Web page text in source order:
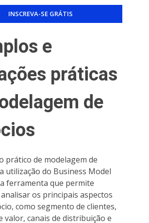
e
práticas
de
prático de modelagem de
utilização do Business Model
ferramenta que permite
os principais aspectos
como segmento de clientes,
valor, canais de distribuição e